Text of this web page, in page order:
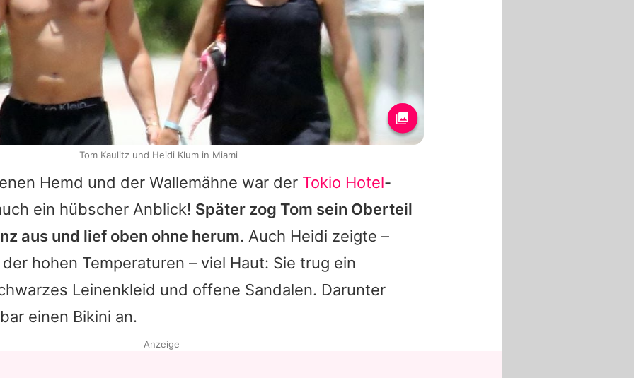
Hemd und der Wallemähne war der Tokio Hotel-
ein hübscher Anblick! Später zog Tom sein Oberteil
aus und lief oben ohne herum. Auch Heidi zeigte –
hohen Temperaturen – viel Haut: Sie trug ein
Leinenkleid und offene Sandalen. Darunter
einen Bikini an.
Tom Kaulitz und Heidi Klum in Miami
Anzeige